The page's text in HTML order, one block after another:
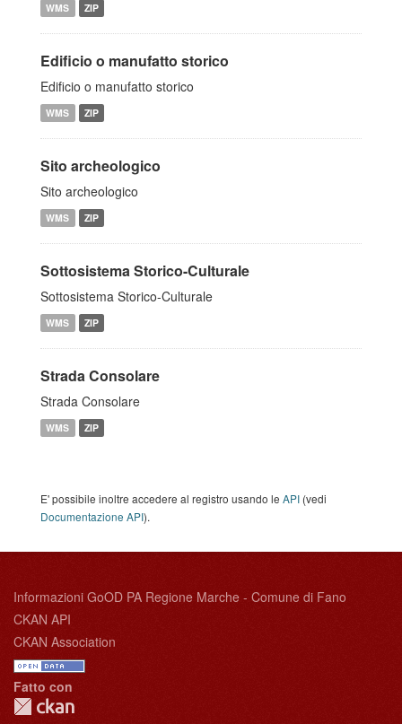
WMS ZIP
Edificio o manufatto storico
Edificio o manufatto storico
WMS ZIP
Sito archeologico
Sito archeologico
WMS ZIP
Sottosistema Storico-Culturale
Sottosistema Storico-Culturale
WMS ZIP
Strada Consolare
Strada Consolare
WMS ZIP
E' possibile inoltre accedere al registro usando le API (vedi
Documentazione API).
Informazioni GoOD PA Regione Marche - Comune di Fano
CKAN API
CKAN Association
Fatto con